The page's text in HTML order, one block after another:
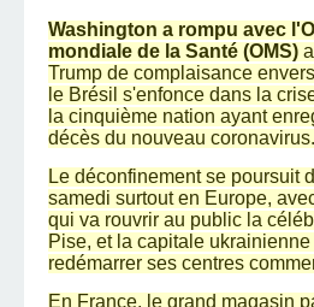
Washington a rompu avec
mondiale de la Santé (OMS)
Trump de complaisance
le Brésil s'enfonce dans la
la cinquième nation ayant
décès du nouveau coronavirus.
Le déconfinement se poursuit
samedi surtout en Europe,
qui va rouvrir au public la
Pise, et la capitale
redémarrer ses centres
En France, le grand magasin